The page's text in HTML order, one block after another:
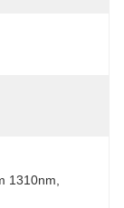
1310nm